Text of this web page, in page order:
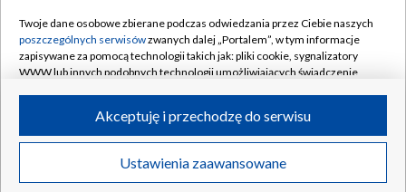
Rada Programowa
System NOS
Informacje o nadawcy
Program dla prasy
Ogłoszenie przetargowe
Kontakt
Kanały
©2026 Telewizja Polska S.A. w likwidacji
Twoje dane osobowe zbierane podczas odwiedzania przez Ciebie naszych
poszczególnych serwisówzwanych dalej „Portalem”, w tym informacje
zapisywane za pomocą technologii takich jak: pliki cookie, sygnalizatory
WWW lub innych podobnych technologii umożliwiających świadczenie
ruchu w Internecie.
Twoje dane osobowe zbierane podczas odwiedzania przez Ciebie
poszczególnych serwisówna Portalu, takie jak adresy IP, identyfikatory
Ustawienia zaawansowane
Akceptuję i przechodzę do serwisu